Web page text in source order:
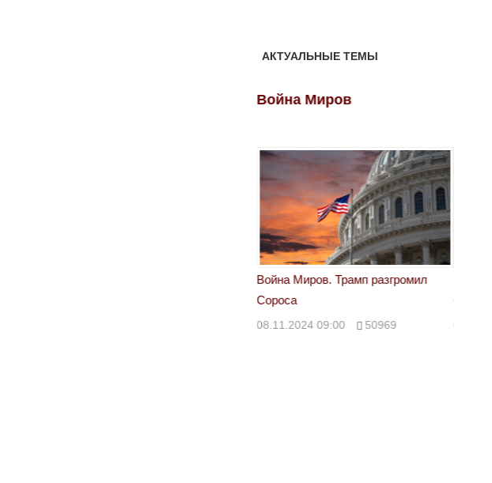
АКТУАЛЬНЫЕ ТЕМЫ
Война Миров
Война Миров. Трамп разгромил
Сороса
08.11.2024 09:00 50969